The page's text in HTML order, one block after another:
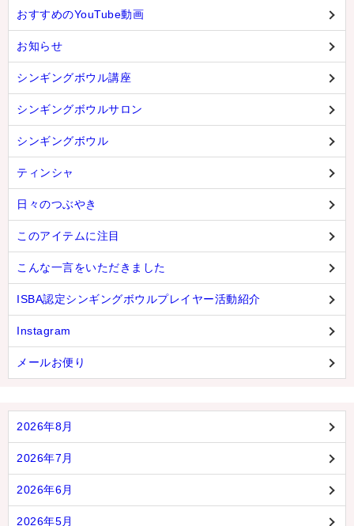
おすすめのYouTube動画
お知らせ
シンギングボウル講座
シンギングボウルサロン
シンギングボウル
ティンシャ
日々のつぶやき
このアイテムに注目
こんな一言をいただきました
ISBA認定シンギングボウルプレイヤー活動紹介
Instagram
メールお便り
2026年8月
2026年7月
2026年6月
2026年5月